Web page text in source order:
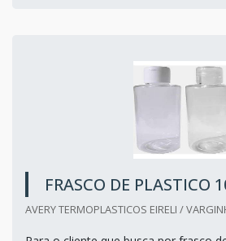
FRASCO DE PLASTICO
AVERY TERMOPLASTICOS EIRELI /